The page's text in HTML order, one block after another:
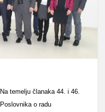
Na temelju članaka 44. i 46.
Poslovnika o radu